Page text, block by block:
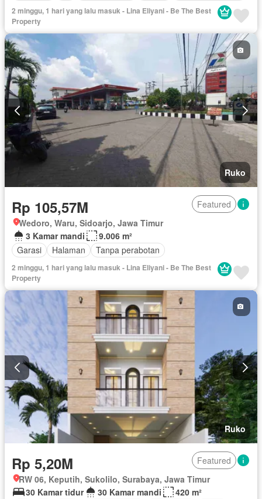
2 minggu, 1 hari yang lalu masuk - Lina Eliyani - Be The Best
Property
Ruko
Rp 105,57M
Featured
Wedoro, Waru, Sidoarjo, Jawa Timur
3 Kamar mandi
9.006 m²
Garasi
Halaman Tanpa perabotan
2 minggu, 1 hari yang lalu masuk - Lina Eliyani - Be The Best
Property
Ruko
Rp 5,20M
Featured
RW 06, Keputih, Sukolilo, Surabaya, Jawa Timur
30 Kamar tidur
30 Kamar mandi
420 m²